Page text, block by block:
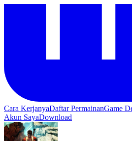
Cara KerjanyaDaftar PermainanGame
Akun SayaDownload